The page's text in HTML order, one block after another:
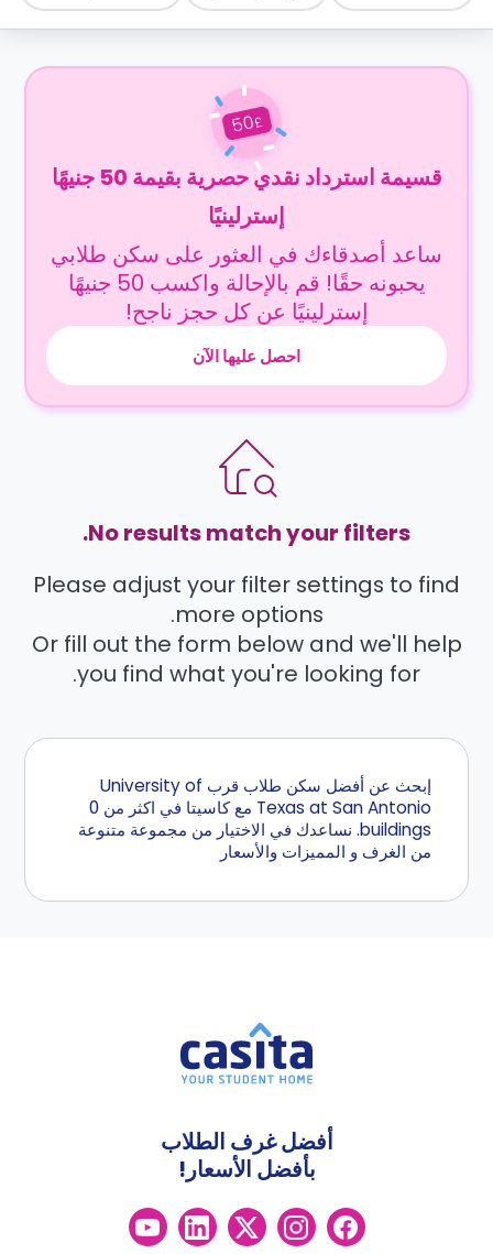
£
50
قسيمة استرداد نقدي حصرية بقيمة 50 جنيهًا
إسترلينيًا
ساعد أصدقاءك في العثور على سكن طلابي
يحبونه حقًا! قم بالإحالة واكسب 50 جنيهًا
إسترلينيًا عن كل حجز ناجح!
احصل عليها الآن
No results match your filters.
Please adjust your filter settings to find
more options.
Or fill out the form below and we'll help
you find what you're looking for.
إبحث عن أفضل سكن طلاب قرب University of
Texas at San Antonio مع كاسيتا في اكثر من 0
buildings. نساعدك في الاختيار من مجموعة متنوعة
من الغرف و المميزات والأسعار
أفضل غرف الطلاب
بأفضل الأسعار!